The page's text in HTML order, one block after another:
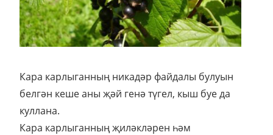
Кара карлыганның никадәр файдалы булуын
белгән кеше аны җәй генә түгел, кыш буе да
куллана.
Кара карлыганның җиләкләрен һәм